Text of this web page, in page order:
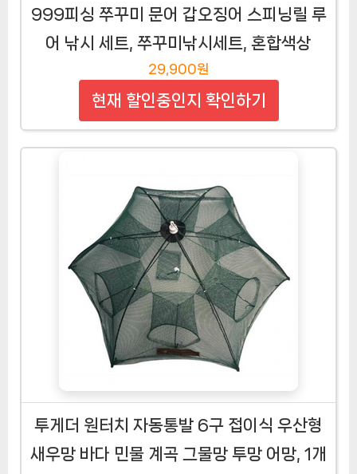
999피싱 쭈꾸미 문어 갑오징어 스피닝릴 루
어 낚시 세트, 쭈꾸미낚시세트, 혼합색상
29,900원
현재 할인중인지 확인하기
투게더 원터치 자동통발 6구 접이식 우산형
새우망 바다 민물 계곡 그물망 투망 어망, 1개